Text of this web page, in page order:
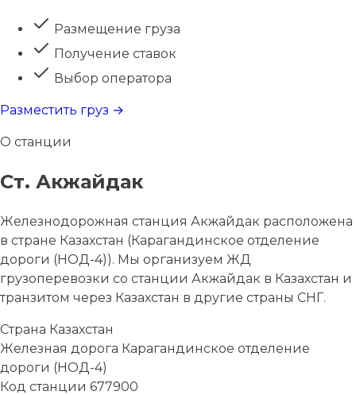
Размещение груза
Получение ставок
Выбор оператора
Разместить груз →
О станции
Ст. Акжайдак
Железнодорожная станция Акжайдак расположена
в стране Казахстан (Карагандинское отделение
дороги (НОД-4)). Мы организуем ЖД
грузоперевозки со станции Акжайдак в Казахстан и
транзитом через Казахстан в другие страны СНГ.
Страна Казахстан
Железная дорога Карагандинское отделение
дороги (НОД-4)
Код станции 677900